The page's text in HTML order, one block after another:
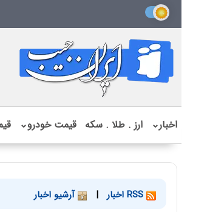
اخبار⌄ ارز . طلا . سکه قیمت خودرو⌄
| آرشیو اخبار